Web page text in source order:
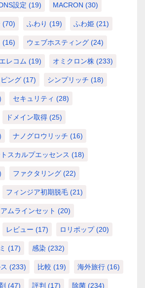
設定 (19) MACRON (30)
(70) ふわり (19) ふわ姫 (21)
(16) ウェブホスティング (24)
エレコム (19) オミクロン株 (233)
ング (17) シンプリッチ (18)
セキュリティ (28)
ドメイン取得 (25)
ナノグロウリッチ (16)
スカルプエッセンス (18)
ファクタリング (22)
フィンジア初期脱毛 (21)
ムラインセット (20)
レビュー (17) ロリポップ(20)
(17) 感染 (232)
(233) 比較 (19) 海外旅行 (16)
(47) 評判 (17) 除菌 (234)